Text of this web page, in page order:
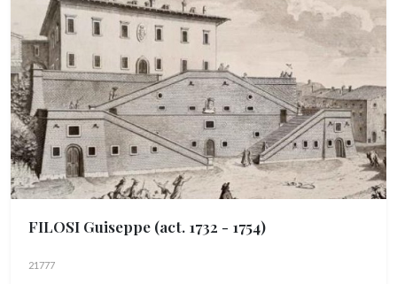
FILOSI Guiseppe (act. 1732 - 1754)
21777